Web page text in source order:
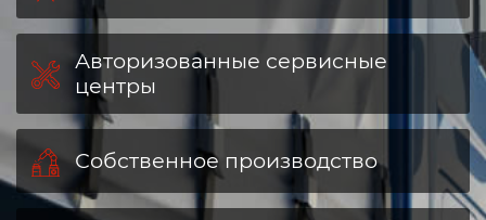
Авторизованные сервисные
центры
Собственное производство